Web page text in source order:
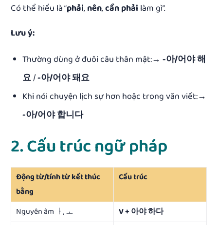
Có thể hiểu là “phải,nên,cần phải làm gì”.
Lưu ý:
Thường dùng ở đuôi câu thân mật:→ -아/어야 해
요/-아/어야 돼요
Khi nói chuyện lịch sự hơn hoặc trong văn viết:→
-아/어야 합니다
2. Cấu trúc ngữ pháp
Động từ/tính từ kết thúc
bằng
Cấu trúc
Nguyên âm ㅏ, ㅗ
V + 아야 하다